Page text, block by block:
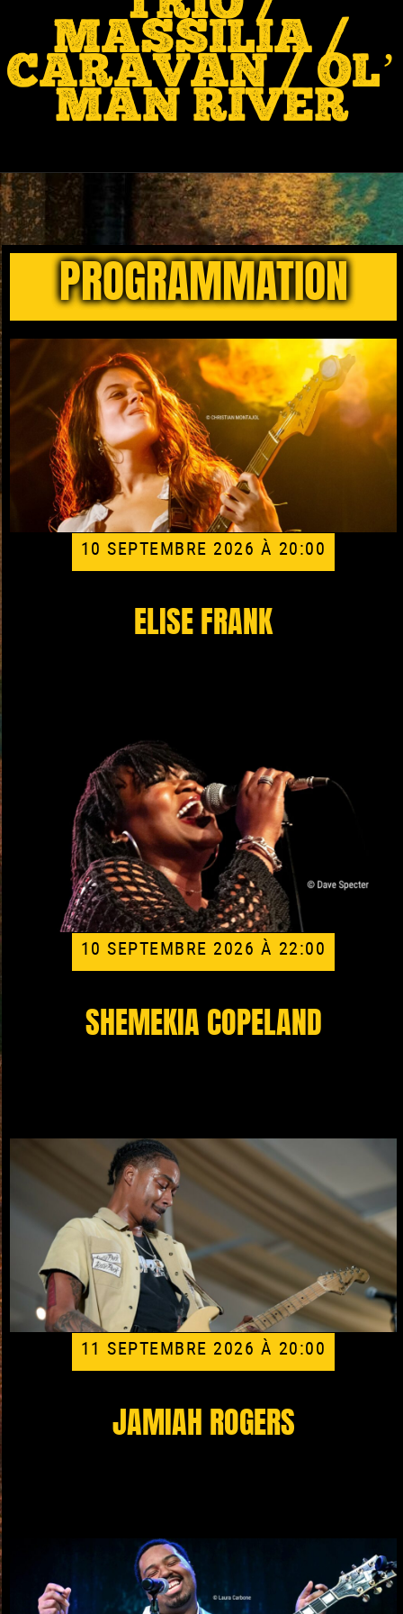
MASSILIA /
CARAVAN / OL’
MAN RIVER
PROGRAMMATION
10 SEPTEMBRE 2026 À 20:00
ELISE FRANK
10 SEPTEMBRE 2026 À 22:00
SHEMEKIA COPELAND
11 SEPTEMBRE 2026 À 20:00
JAMIAH ROGERS